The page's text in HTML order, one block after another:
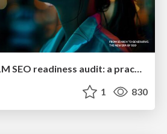
How to build an LLM SEO readiness audit: a practical framework
1 830